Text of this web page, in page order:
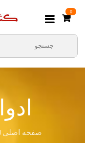
0
صفحه اصلی